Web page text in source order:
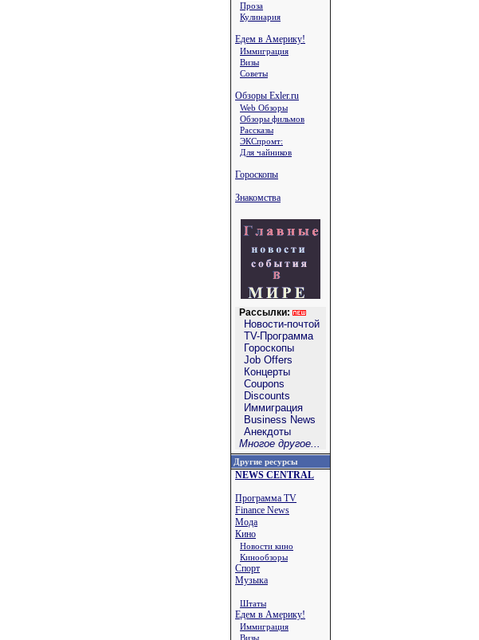
Проза
Кулинария
Едем в Америку!
Иммиграция
Визы
Советы
Обзоры Exler.ru
Web Обзоры
Обзоры фильмов
Рассказы
ЭКСпромт:
Для чайников
Гороскопы
Знакомства
Рассылки:
Новости-почтой
TV-Программа
Гороскопы
Job Offers
Концерты
Coupons
Discounts
Иммиграция
Business News
Анекдоты
Многое другое...
Другие ресурсы
NEWS CENTRAL
Программа TV
Finance News
Мода
Кино
Новости кино
Кинообзоры
Спорт
Музыка
Штаты
Едем в Америку!
Иммиграция
Визы